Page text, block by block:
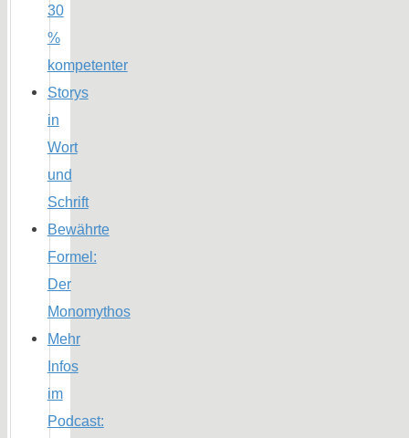
30
%
kompetenter
Storys
in
Wort
und
Schrift
Bewährte
Formel:
Der
Monomythos
Mehr
Infos
im
Podcast: